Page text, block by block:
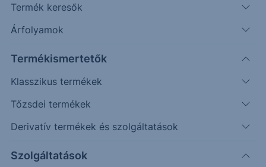
Termék keresők
Árfolyamok
Termékismertetők
Klasszikus termékek
Tőzsdei termékek
Derivatív termékek és szolgáltatások
Szolgáltatások
További információk kérése